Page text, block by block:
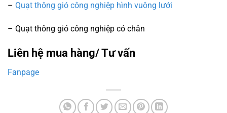
– Quạt thông gió công nghiệp hình vuông lưới
– Quạt thông gió công nghiệp có chân
Liên hệ mua hàng/ Tư vấn
Fanpage